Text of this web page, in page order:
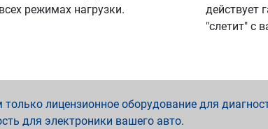
режимах нагрузки.
действует
"слетит" с
лицензионное оборудование для
для электроники вашего авто.